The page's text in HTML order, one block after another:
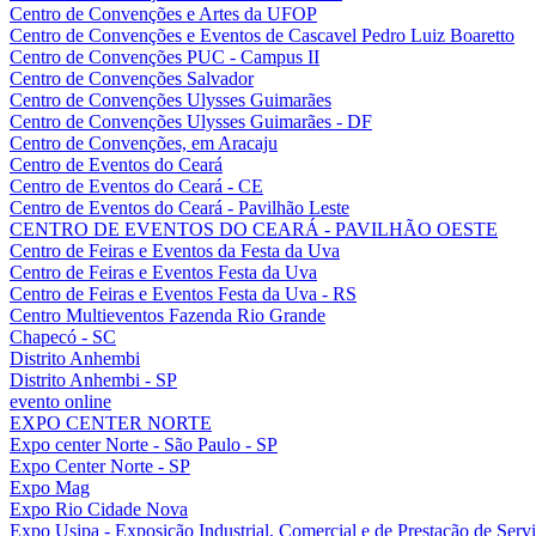
Centro de Convenções e Artes da UFOP
Centro de Convenções e Eventos de Cascavel Pedro Luiz Boaretto
Centro de Convenções PUC - Campus II
Centro de Convenções Salvador
Centro de Convenções Ulysses Guimarães
Centro de Convenções Ulysses Guimarães - DF
Centro de Convenções, em Aracaju
Centro de Eventos do Ceará
Centro de Eventos do Ceará - CE
Centro de Eventos do Ceará - Pavilhão Leste
CENTRO DE EVENTOS DO CEARÁ - PAVILHÃO OESTE
Centro de Feiras e Eventos da Festa da Uva
Centro de Feiras e Eventos Festa da Uva
Centro de Feiras e Eventos Festa da Uva - RS
Centro Multieventos Fazenda Rio Grande
Chapecó - SC
Distrito Anhembi
Distrito Anhembi - SP
evento online
EXPO CENTER NORTE
Expo center Norte - São Paulo - SP
Expo Center Norte - SP
Expo Mag
Expo Rio Cidade Nova
Expo Usipa - Exposição Industrial, Comercial e de Prestação de